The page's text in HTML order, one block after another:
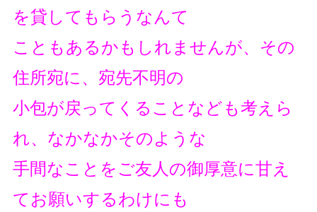
を貸してもらうなんて
こともあるかもしれませんが、その
住所宛に、宛先不明の
小包が戻ってくることなども考えら
れ、なかなかそのような
手間なことをご友人の御厚意に甘え
てお願いするわけにも